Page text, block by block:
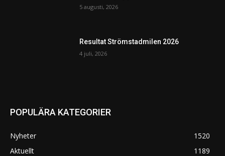
5 augusti, 2026
Resultat Strömstadmilen 2026
4 juli, 2026
POPULÄRA KATEGORIER
Nyheter
1520
Aktuellt
1189